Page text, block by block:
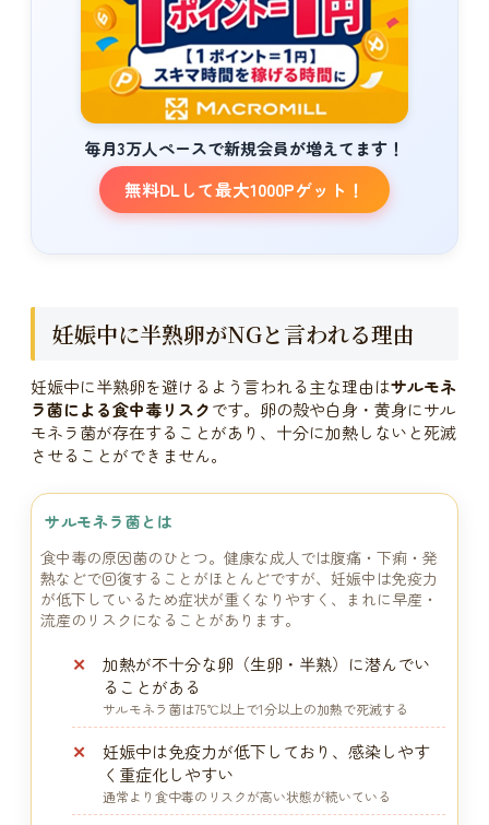
毎月3万人ペースで新規会員が増えてます！
無料DLして最大1000Pゲット！
妊娠中に半熟卵がNGと言われる理由
妊娠中に半熟卵を避けるよう言われる主な理由はサルモネ
ラ菌による食中毒リスクです。卵の殻や白身・黄身にサル
モネラ菌が存在することがあり、十分に加熱しないと死滅
させることができません。
サルモネラ菌とは
食中毒の原因菌のひとつ。健康な成人では腹痛・下痢・発
熱などで回復することがほとんどですが、妊娠中は免疫力
が低下しているため症状が重くなりやすく、まれに早産・
流産のリスクになることがあります。
加熱が不十分な卵（生卵・半熟）に潜んでい
ることがある
サルモネラ菌は75℃以上で1分以上の加熱で死滅する
妊娠中は免疫力が低下しており、感染しやす
く重症化しやすい
通常より食中毒のリスクが高い状態が続いている